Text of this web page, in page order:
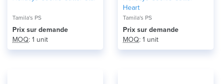
Tamila's PS
Prix ​​sur demande
MOQ: 1 unit
Heart
Tamila's PS
Prix ​​sur demande
MOQ: 1 unit